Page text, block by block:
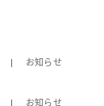
お知らせ
お知らせ